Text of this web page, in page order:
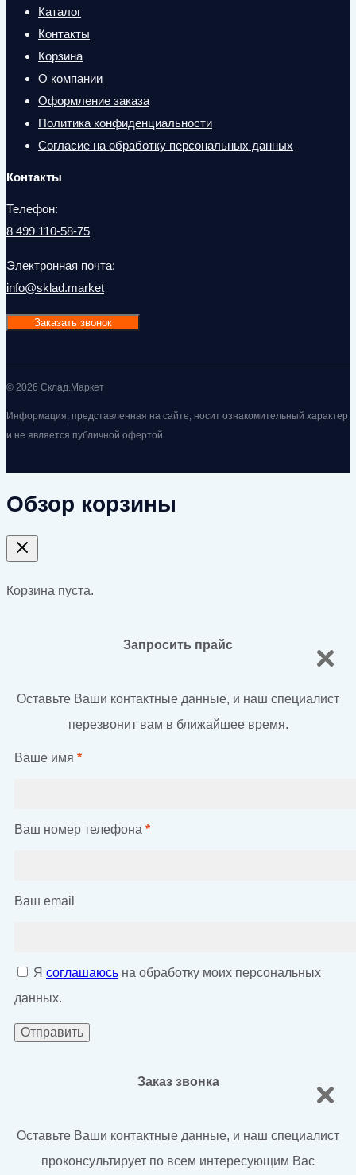
Каталог
Контакты
Корзина
О компании
Оформление заказа
Политика конфиденциальности
Согласие на обработку персональных данных
Контакты
Телефон:
8 499 110-58-75
Электронная почта:
info@sklad.market
Заказать звонок
© 2026 Склад.Маркет
Информация, представленная на сайте, носит ознакомительный характер
и не является публичной офертой
Обзор корзины
Корзина пуста.
Запросить прайс
Оставьте Ваши контактные данные, и наш специалист
перезвонит вам в ближайшее время.
Ваше имя *
Ваш номер телефона *
Ваш email
Я соглашаюсь на обработку моих персональных
данных.
Заказ звонка
Оставьте Ваши контактные данные, и наш специалист
проконсультирует по всем интересующим Вас